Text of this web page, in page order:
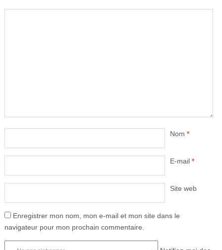
Nom *
E-mail *
Site web
Enregistrer mon nom, mon e-mail et mon site dans le
navigateur pour mon prochain commentaire.